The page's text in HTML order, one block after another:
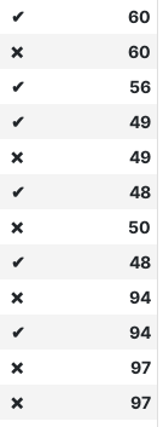
✔
60
❌
60
✔
56
✔
49
❌
49
✔
48
❌
50
✔
48
❌
94
✔
94
❌
97
❌
97